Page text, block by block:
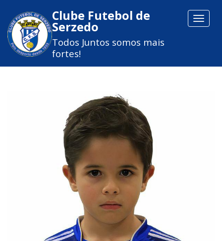
Toggle
Clube Futebol de
Serzedo
Todos Juntos somos mais
fortes!